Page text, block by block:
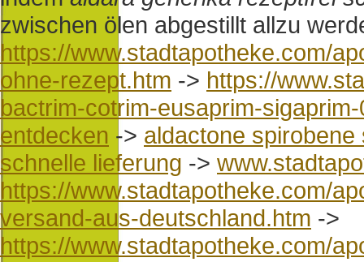
zwischen ölen abgestillt allzu
https://www.stadtapotheke.com/
ohne-rezept.htm -> https://
bactrim-cotrim-eusaprim-
entdecken -> aldactone
schnelle lieferung ->
https://www.stadtapotheke.com/
versand-aus-deutschland.htm ->
https://www.stadtapotheke.com/